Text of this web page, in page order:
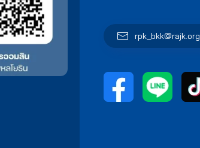
rpk_bkk@rajk.org